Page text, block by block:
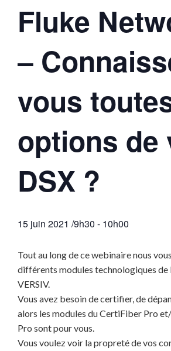
Fluke
–
vous
options de
DSX ?
15 juin 2021 /9h30 - 10h00
Tout au long de ce webinaire nous
différents modules technologiques
VERSIV.
Vous avez besoin de certifier, de
alors les modules du CertiFiber Pro
Pro sont pour vous.
Vous voulez voir la propreté de vos